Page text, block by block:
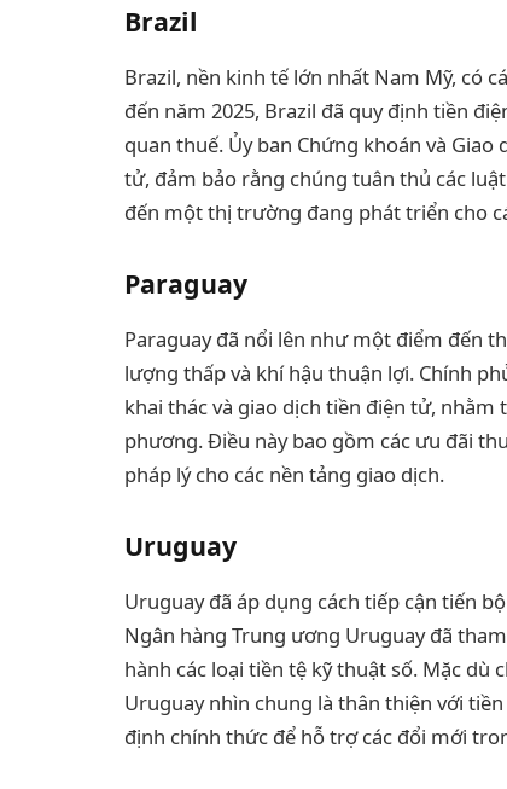
Brazil
Brazil, nền kinh tế lớn nhất Nam Mỹ, có
đến năm 2025, Brazil đã quy định tiền
quan thuế. Ủy ban Chứng khoán và
tử, đảm bảo rằng chúng tuân thủ các
đến một thị trường đang phát triển cho
Paraguay
Paraguay đã nổi lên như một điểm đến
lượng thấp và khí hậu thuận lợi. Chính
khai thác và giao dịch tiền điện tử,
phương. Điều này bao gồm các ưu đãi
pháp lý cho các nền tảng giao dịch.
Uruguay
Uruguay đã áp dụng cách tiếp cận tiến
Ngân hàng Trung ương Uruguay đã
hành các loại tiền tệ kỹ thuật số. Mặc
Uruguay nhìn chung là thân thiện với
định chính thức để hỗ trợ các đổi mới